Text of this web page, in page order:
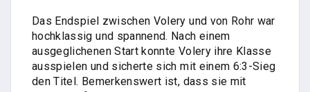
Das Endspiel zwischen Volery und von Rohr war
hochklassig und spannend. Nach einem
ausgeglichenen Start konnte Volery ihre Klasse
ausspielen und sicherte sich mit einem 6:3-Sieg
den Titel. Bemerkenswert ist, dass sie mit